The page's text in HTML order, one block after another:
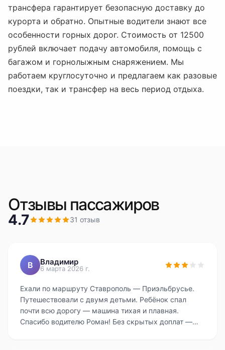
трансфера гарантирует безопасную доставку до
курорта и обратно. Опытные водители знают все
особенности горных дорог. Стоимость от 12500
рублей включает подачу автомобиля, помощь с
багажом и горнолыжным снаряжением. Мы
работаем круглосуточно и предлагаем как разовые
поездки, так и трансфер на весь период отдыха.
Отзывы пассажиров
4.7 31 отзыв
В Владимир
6 марта 2026 г.
Ехали по маршруту Ставрополь — Приэльбрусье.
Путешествовали с двумя детьми. Ребёнок спал
почти всю дорогу — машина тихая и плавная.
Спасибо водителю Роман! Без скрытых доплат —